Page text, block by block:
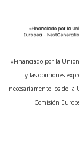
«Financiado por la
y las opiniones
necesariamente los de
Comisión